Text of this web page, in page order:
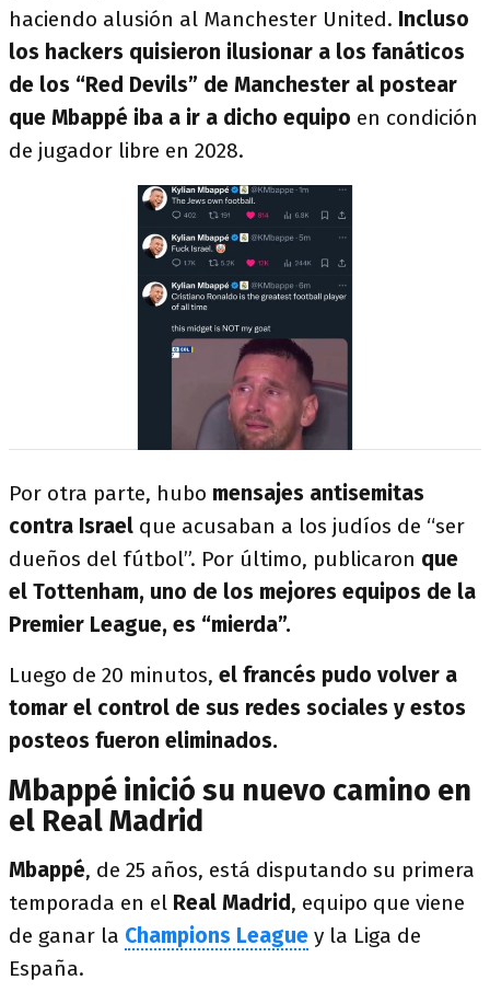
haciendo alusión al Manchester United. Incluso
los hackers quisieron ilusionar a los fanáticos
de los “Red Devils” de Manchester al postear
que Mbappé iba a ir a dicho equipo en condición
de jugador libre en 2028.
Por otra parte, hubo mensajes antisemitas
contra Israel que acusaban a los judíos de “ser
dueños del fútbol”. Por último, publicaron que
el Tottenham, uno de los mejores equipos de la
Premier League, es “mierda”.
Luego de 20 minutos, el francés pudo volver a
tomar el control de sus redes sociales y estos
posteos fueron eliminados.
Mbappé inició su nuevo camino en
el Real Madrid
Mbappé, de 25 años, está disputando su primera
temporada en el Real Madrid, equipo que viene
de ganar la Champions League y la Liga de
España.